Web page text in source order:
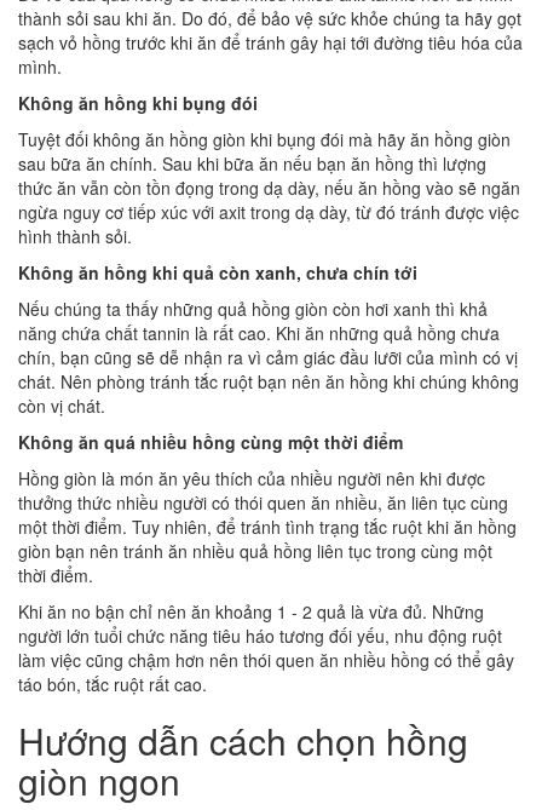
thành sỏi sau khi ăn. Do đó, để bảo vệ sức khỏe chúng ta hãy gọt
sạch vỏ hồng trước khi ăn để tránh gây hại tới đường tiêu hóa của
mình.
Không ăn hồng khi bụng đói
Tuyệt đối không ăn hồng giòn khi bụng đói mà hãy ăn hồng giòn
sau bữa ăn chính. Sau khi bữa ăn nếu bạn ăn hồng thì lượng
thức ăn vẫn còn tồn đọng trong dạ dày, nếu ăn hồng vào sẽ ngăn
ngừa nguy cơ tiếp xúc với axit trong dạ dày, từ đó tránh được việc
hình thành sỏi.
Không ăn hồng khi quả còn xanh, chưa chín tới
Nếu chúng ta thấy những quả hồng giòn còn hơi xanh thì khả
năng chứa chất tannin là rất cao. Khi ăn những quả hồng chưa
chín, bạn cũng sẽ dễ nhận ra vì cảm giác đầu lưỡi của mình có vị
chát. Nên phòng tránh tắc ruột bạn nên ăn hồng khi chúng không
còn vị chát.
Không ăn quá nhiều hồng cùng một thời điểm
Hồng giòn là món ăn yêu thích của nhiều người nên khi được
thưởng thức nhiều người có thói quen ăn nhiều, ăn liên tục cùng
một thời điểm. Tuy nhiên, để tránh tình trạng tắc ruột khi ăn hồng
giòn bạn nên tránh ăn nhiều quả hồng liên tục trong cùng một
thời điểm.
Khi ăn no bận chỉ nên ăn khoảng 1 - 2 quả là vừa đủ. Những
người lớn tuổi chức năng tiêu háo tương đối yếu, nhu động ruột
làm việc cũng chậm hơn nên thói quen ăn nhiều hồng có thể gây
táo bón, tắc ruột rất cao.
Hướng dẫn cách chọn hồng
giòn ngon